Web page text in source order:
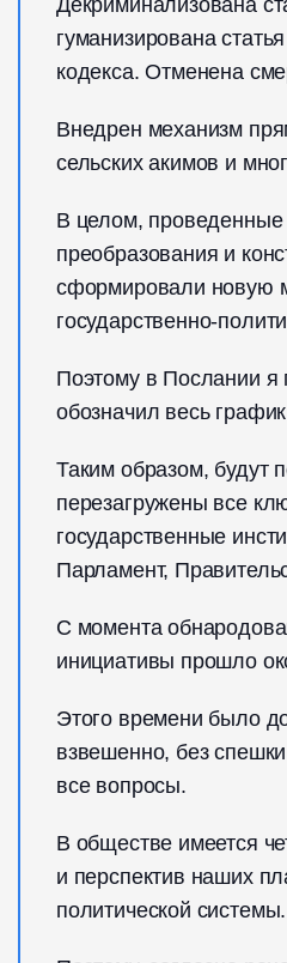
Декриминализована
гуманизирована
кодекса. Отменена
Внедрен механизм
сельских акимов и
В целом, проведенные
преобразования и
сформировали новую
государственно-
Поэтому в Послании я
обозначил весь
Таким образом, будут
перезагружены все
государственные
Парламент,
С момента
инициативы прошло
Этого времени было
взвешенно, без
все вопросы.
В обществе имеется
и перспектив наших
политической системы.